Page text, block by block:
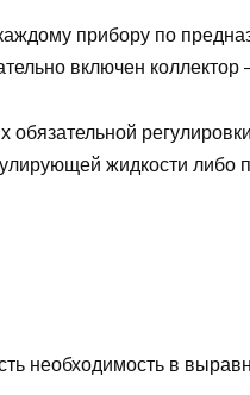
прибору по
включен коллектор
обязательной
жидкости либо
необходимость в